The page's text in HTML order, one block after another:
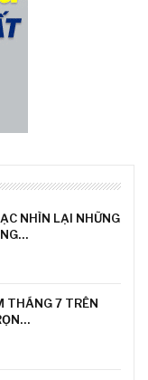
NHÌN LẠI NHỮNG
THÁNG 7 TRÊN